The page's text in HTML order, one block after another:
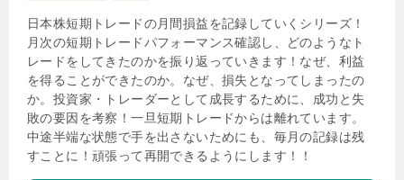
日本株短期トレードの月間損益を記録していくシリーズ！
月次の短期トレードパフォーマンス確認し、どのようなト
レードをしてきたのかを振り返っていきます！なぜ、利益
を得ることができたのか。なぜ、損失となってしまったの
か。投資家・トレーダーとして成長するために、成功と失
敗の要因を考察！一旦短期トレードからは離れています。
中途半端な状態で手を出さないためにも、毎月の記録は残
すことに！頑張って再開できるようにします！！